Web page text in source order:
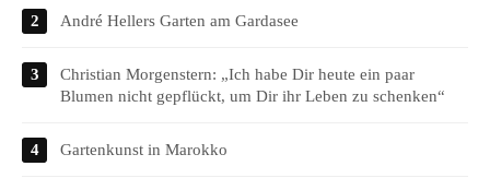
André Hellers Garten am Gardasee
Christian Morgenstern: „Ich habe Dir heute ein paar
Blumen nicht gepflückt, um Dir ihr Leben zu schenken“
Gartenkunst in Marokko